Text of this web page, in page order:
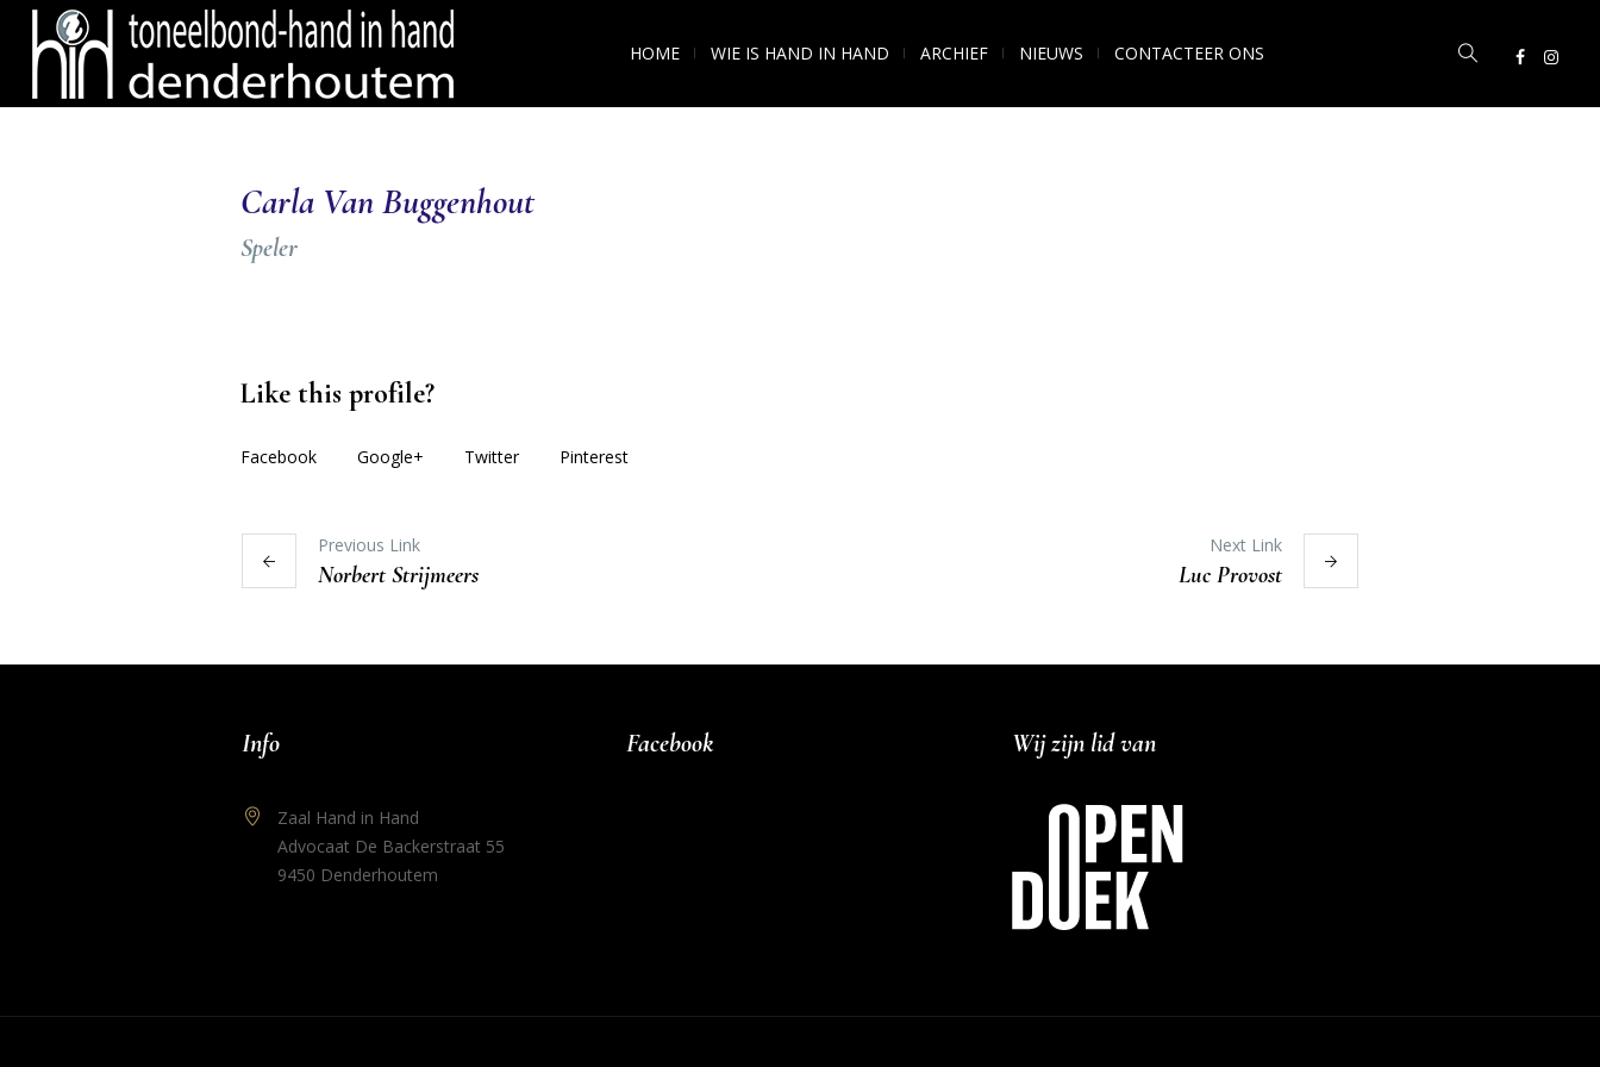
HOME WIE IS HAND IN HAND ARCHIEF NIEUWS CONTACTEER ONS
Carla Van Buggenhout
Speler
Like this profile?
Facebook Google+ Twitter Pinterest
Previous Link
Norbert Strijmeers
Next Link
Luc Provost
Info
Zaal Hand in Hand
Advocaat De Backerstraat 55
9450 Denderhoutem
Facebook Wij zijn lid van